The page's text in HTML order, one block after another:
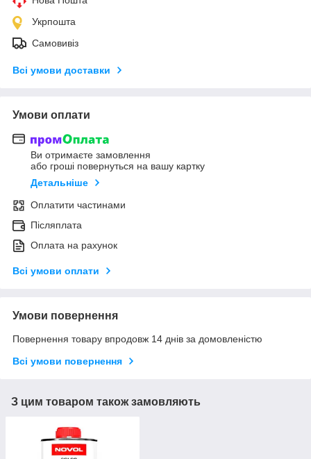
Укрпошта
Самовивіз
Всі умови доставки
Умови оплати
Ви отримаєте замовлення
або гроші повернуться на вашу картку
Детальніше
Оплатити частинами
Післяплата
Оплата на рахунок
Всі умови оплати
Умови повернення
Повернення товару впродовж 14 днів за домовленістю
Всі умови повернення
З цим товаром також замовляють